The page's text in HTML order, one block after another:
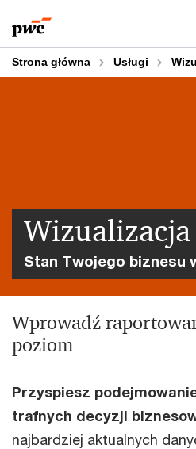
do
treści
do
stopki
Strona główna Usługi
Stan Twojego biznesu
Wprowadź
poziom
Przyspiesz
trafnych decyzji
najbardziej aktualnych